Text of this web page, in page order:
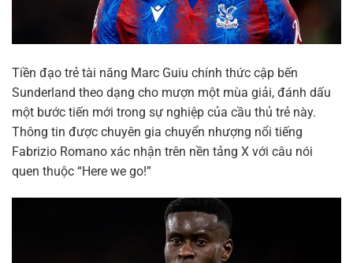
Tiền đạo trẻ tài năng Marc Guiu chính thức cập bến
Sunderland theo dạng cho mượn một mùa giải, đánh dấu
một bước tiến mới trong sự nghiệp của cầu thủ trẻ này.
Thông tin được chuyên gia chuyển nhượng nổi tiếng
Fabrizio Romano xác nhận trên nền tảng X với câu nói
quen thuộc “Here we go!”